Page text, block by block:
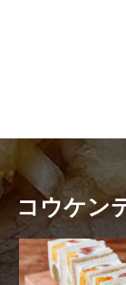
コウケン